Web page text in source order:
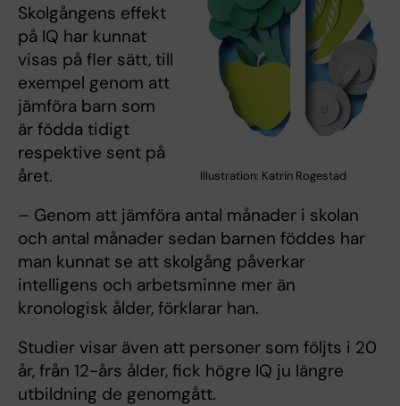
Illustration: Katrin Rogestad
Skolgångens effekt
på IQ har kunnat
visas på fler sätt, till
exempel genom att
jämföra barn som
är födda tidigt
respektive sent på
året.
– Genom att jämföra antal månader i skolan
och antal månader sedan barnen föddes har
man kunnat se att skolgång påverkar
intelligens och arbetsminne mer än
kronologisk ålder, förklarar han.
Studier visar även att personer som följts i 20
år, från 12-års ålder, fick högre IQ ju längre
utbildning de genomgått.